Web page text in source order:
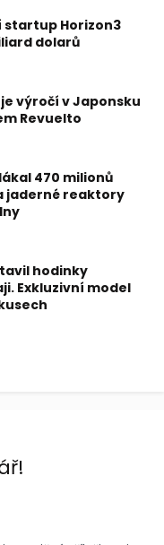
Horizon3
dolarů
výročí v Japonsku
Revuelto
470 milionů
jaderné reaktory
hodinky
Exkluzivní model